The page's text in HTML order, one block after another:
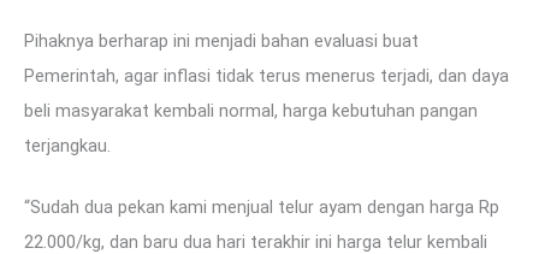
Pihaknya berharap ini menjadi bahan evaluasi buat
Pemerintah, agar inflasi tidak terus menerus terjadi, dan daya
beli masyarakat kembali normal, harga kebutuhan pangan
terjangkau.
“Sudah dua pekan kami menjual telur ayam dengan harga Rp
22.000/kg, dan baru dua hari terakhir ini harga telur kembali